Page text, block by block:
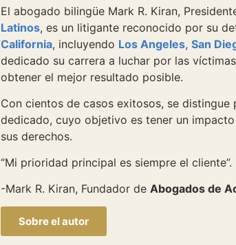
El abogado bilingüe Mark R. Kiran,
Latinos, es un litigante reconocido por su
California, incluyendo Los Angeles, San
dedicado su carrera a luchar por las
obtener el mejor resultado posible.
Con cientos de casos exitosos, se
dedicado, cuyo objetivo es tener un
sus derechos.
“Mi prioridad principal es siempre el cliente”.
-Mark R. Kiran, Fundador deAbogados de
Sobre el autor